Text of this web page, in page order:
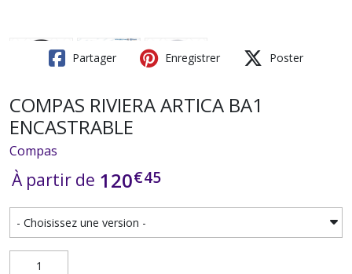
Partager Enregistrer Poster
COMPAS RIVIERA ARTICA BA1
ENCASTRABLE
Compas
À partir de 120€45